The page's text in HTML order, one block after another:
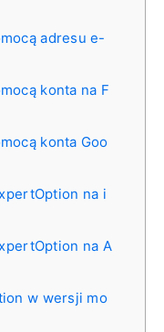
adresu e-
konta na F
konta Goo
na i
na A
w wersji mo